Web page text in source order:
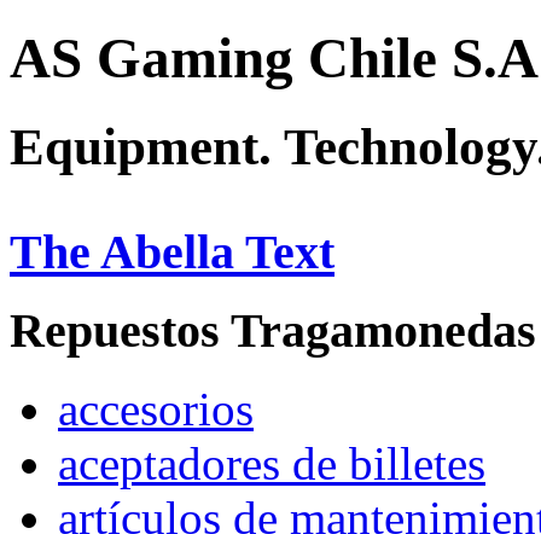
AS Gaming Chile
Equipment.
The Abella Text
Repuestos Tragamonedas
accesorios
aceptadores de billetes
artículos de